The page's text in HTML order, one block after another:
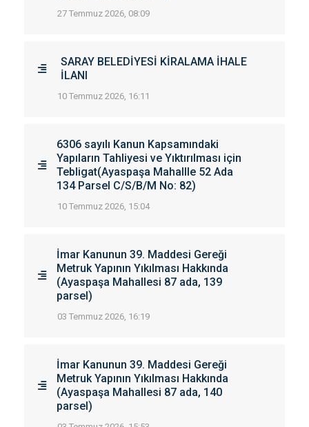
27 Temmuz 2026, 08:09
SARAY BELEDİYESİ KİRALAMA İHALE
İLANI
10 Temmuz 2026, 16:11
6306 sayılı Kanun Kapsamındaki
Yapıların Tahliyesi ve Yıktırılması için
Tebligat(Ayaspaşa Mahallle 52 Ada
134 Parsel C/S/B/M No: 82)
10 Temmuz 2026, 15:04
İmar Kanunun 39. Maddesi Gereği
Metruk Yapının Yıkılması Hakkında
(Ayaspaşa Mahallesi 87 ada, 139
parsel)
03 Temmuz 2026, 16:19
İmar Kanunun 39. Maddesi Gereği
Metruk Yapının Yıkılması Hakkında
(Ayaspaşa Mahallesi 87 ada, 140
parsel)